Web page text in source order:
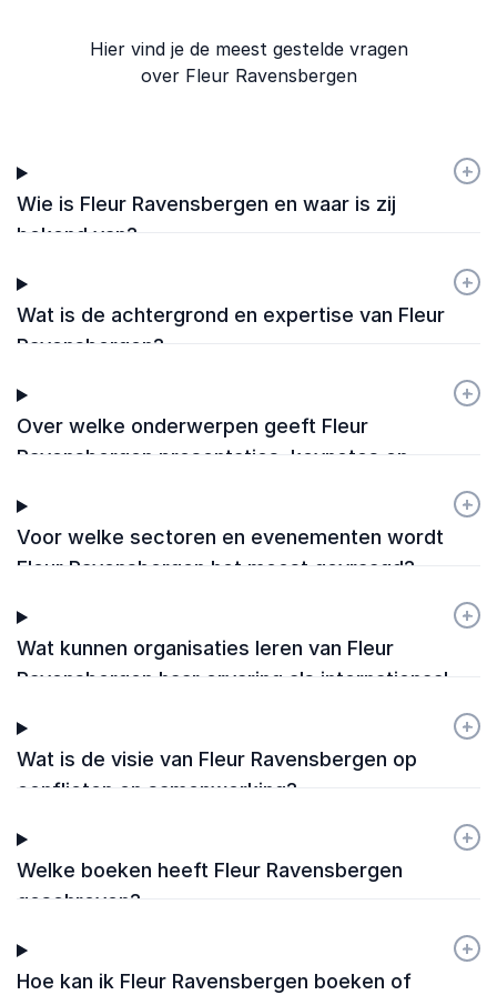
Hier vind je de meest gestelde vragen
over Fleur Ravensbergen
Wie is Fleur Ravensbergen en waar is zij
bekend van?
+
-
Wat is de achtergrond en expertise van Fleur
Ravensbergen?
+
-
Over welke onderwerpen geeft Fleur
Ravensbergen presentaties, keynotes en
+
-
Voor welke sectoren en evenementen wordt
Fleur Ravensbergen het meest gevraagd?
+
-
Wat kunnen organisaties leren van Fleur
Ravensbergen haar ervaring als internationaal
+
-
Wat is de visie van Fleur Ravensbergen op
conflicten en samenwerking?
+
-
Welke boeken heeft Fleur Ravensbergen
geschreven?
+
-
Hoe kan ik Fleur Ravensbergen boeken of
+
-